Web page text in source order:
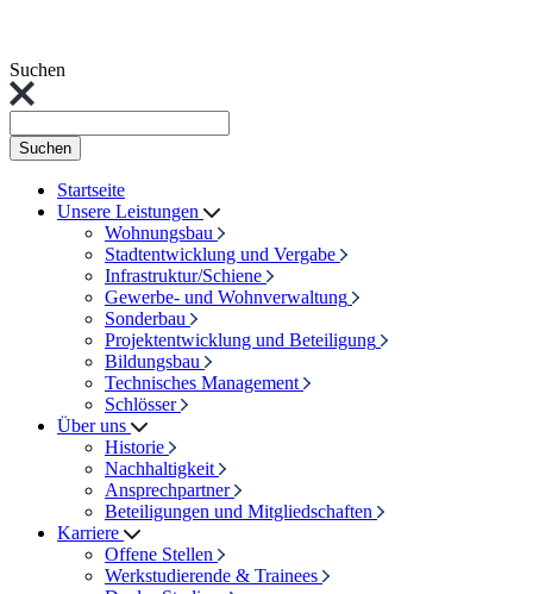
Suchen
Suchen
Startseite
Unsere Leistungen
Wohnungsbau
Stadtentwicklung und Vergabe
Infrastruktur/Schiene
Gewerbe- und Wohnverwaltung
Sonderbau
Projektentwicklung und Beteiligung
Bildungsbau
Technisches Management
Schlösser
Über uns
Historie
Nachhaltigkeit
Ansprechpartner
Beteiligungen und Mitgliedschaften
Karriere
Offene Stellen
Werkstudierende & Trainees